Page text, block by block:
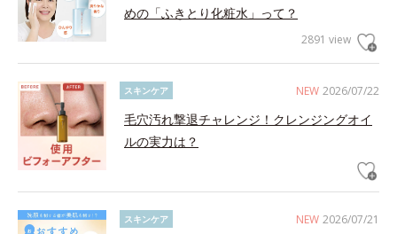
めの「ふきとり化粧水」って？
2891 view
NEW 2026/07/22
スキンケア
毛穴汚れ撃退チャレンジ！クレンジングオイ
ルの実力は？
NEW 2026/07/21
スキンケア